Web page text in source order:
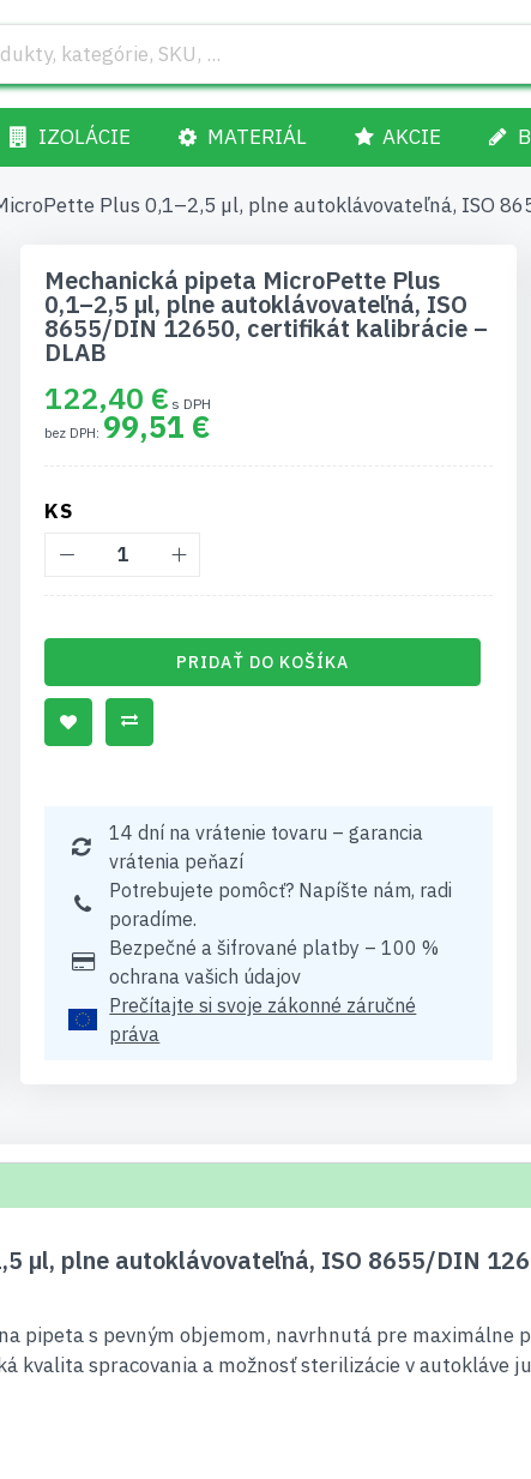
IZOLÁCIE MATERIÁL AKCIE
Plus 0,1–2,5 µl, plne autoklávovateľná, ISO
Mechanická pipeta MicroPette Plus
0,1–2,5 µl, plne autoklávovateľná, ISO
8655/DIN 12650, certifikát kalibrácie –
DLAB
122,40 €
99,51 €
KS
PRIDAŤ DO KOŠÍKA
14 dní na vrátenie tovaru – garancia
vrátenia peňazí
Potrebujete pomôcť? Napíšte nám, radi
poradíme.
Bezpečné a šifrované platby – 100 %
ochrana vašich údajov
Prečítajte si svoje zákonné záručné
práva
µl, plne autoklávovateľná, ISO 8655/DIN
pipeta s pevným objemom, navrhnutá pre maximálne
kvalita spracovania a možnosť sterilizácie v